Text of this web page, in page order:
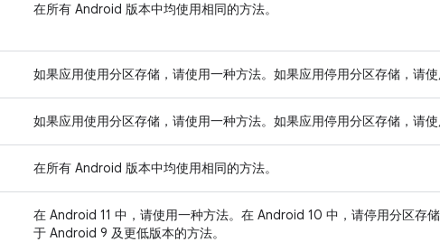
在所有 Android 版本中均使用相同的方法。
如果应用使用分区存储，请使用一种方法。如果应用停用分区存储，请使
如果应用使用分区存储，请使用一种方法。如果应用停用分区存储，请使
在所有 Android 版本中均使用相同的方法。
在 Android 11 中，请使用一种方法。在 Android 10 中，请停用分区存
于 Android 9 及更低版本的方法。